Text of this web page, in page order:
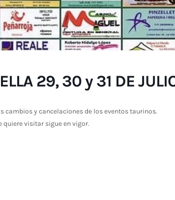
29, 30 y 31 DE
cambios y cancelaciones de los eventos taurinos.
quiere visitar sigue en vigor.